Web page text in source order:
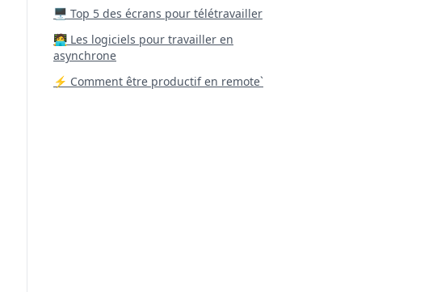
🖥️ Top 5 des écrans pour télétravailler
‍🧑‍💻 Les logiciels pour travailler en
asynchrone
⚡ Comment être productif en remote`